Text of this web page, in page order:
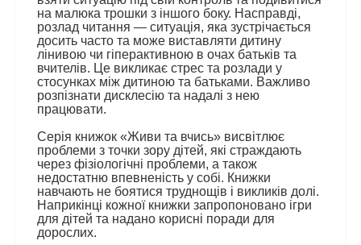
на малюка трошки з іншого боку. Насправді,
розлад читання — ситуація, яка зустрічається
досить часто та може виставляти дитину
лінивою чи гіперактивною в очах батьків та
вчителів. Це викликає стрес та розлади у
стосунках між дитиною та батьками. Важливо
розпізнати дисклесію та надалі з нею
працювати.
Серія книжок «Живи та вчись» висвітлює
проблеми з точки зору дітей, які страждають
через фізіологічні проблеми, а також
недостатню впевненість у собі. Книжки
навчають не боятися труднощів і викликів долі.
Наприкінці кожної книжки запропоновано ігри
для дітей та надано корисні поради для
дорослих.